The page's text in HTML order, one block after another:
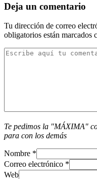
Deja un comentario
Tu dirección de correo
obligatorios están marcados
Te pedimos la "MÁXIMA"
para con los demás
Nombre *
Correo electrónico *
Web